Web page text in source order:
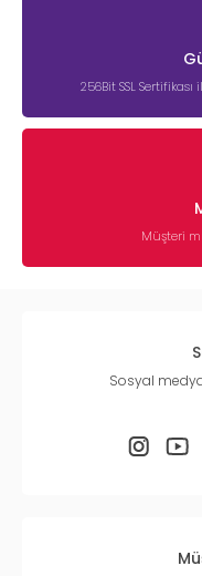
256Bit SSL
Müşteri
Sosyal